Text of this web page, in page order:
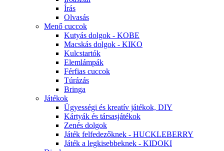
Írás
Olvasás
Menő cuccok
Kutyás dolgok - KOBE
Macskás dolgok - KIKO
Kulcstartók
Elemlámpák
Férfias cuccok
Túrázás
Bringa
Játékok
Ügyességi és kreatív játékok, DIY
Kártyák és társasjátékok
Zenés dolgok
Játék felfedezőknek - HUCKLEBERRY
Játék a legkisebbeknek - KIDOKI